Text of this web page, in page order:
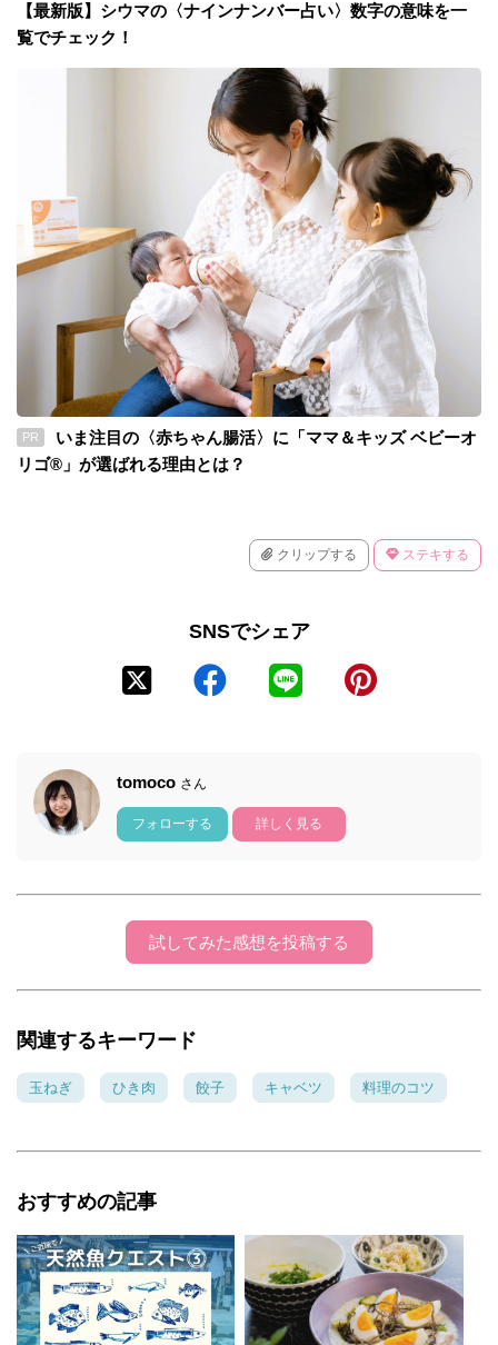
【最新版】シウマの〈ナインナンバー占い〉数字の意味を一
覧でチェック！
PR
いま注目の〈赤ちゃん腸活〉に「ママ＆キッズ ベビーオ
リゴ®」が選ばれる理由とは？
クリップする ステキする
SNSでシェア
tomoco さん
フォローする 詳しく見る
試してみた感想を投稿する
関連するキーワード
玉ねぎ ひき肉 餃子 キャベツ 料理のコツ
おすすめの記事